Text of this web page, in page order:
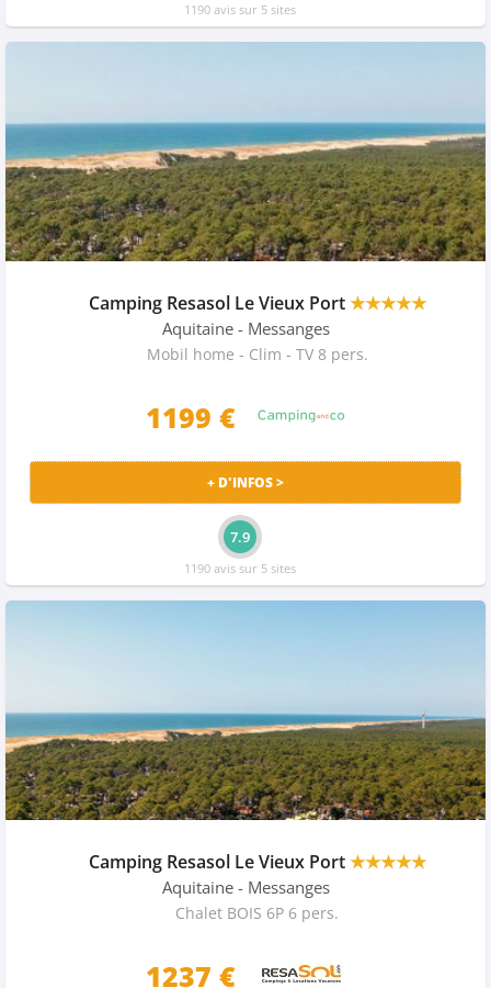
1190 avis sur 5 sites
Camping Resasol Le Vieux Port★★★★★
Aquitaine - Messanges
Mobil home - Clim - TV 8 pers.
1199 €
+ D'INFOS >
7.9
1190 avis sur 5 sites
Camping Resasol Le Vieux Port★★★★★
Aquitaine - Messanges
Chalet BOIS 6P 6 pers.
1237 €